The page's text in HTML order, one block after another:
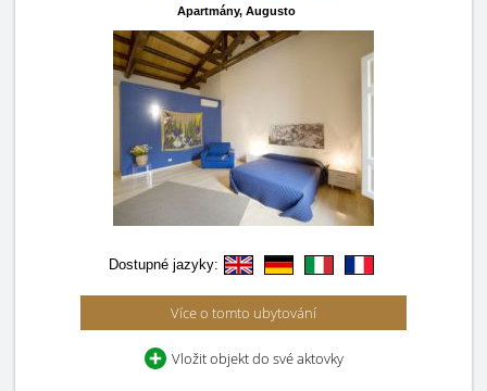
Apartmány, Augusto
Dostupné jazyky:
Více o tomto ubytování
Vložit objekt do své aktovky